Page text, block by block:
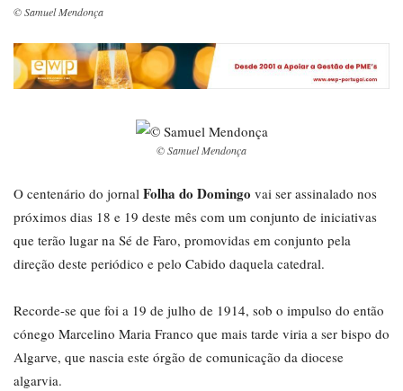
© Samuel Mendonça
© Samuel Mendonça
O centenário do jornal Folha do Domingo vai ser assinalado nos
próximos dias 18 e 19 deste mês com um conjunto de iniciativas
que terão lugar na Sé de Faro, promovidas em conjunto pela
direção deste periódico e pelo Cabido daquela catedral.
Recorde-se que foi a 19 de julho de 1914, sob o impulso do então
cónego Marcelino Maria Franco que mais tarde viria a ser bispo do
Algarve, que nascia este órgão de comunicação da diocese
algarvia.